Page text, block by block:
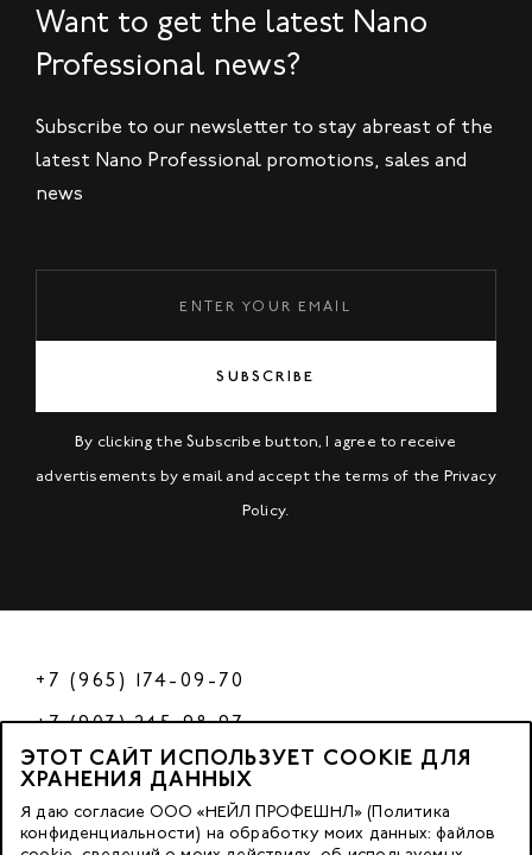
Want to get the latest Nano
Professional news?
Subscribe to our newsletter to stay abreast of the
latest Nano Professional promotions, sales and
news
SUBSCRIBE
By clicking the Subscribe button, I agree to receive
advertisements by email and accept the terms of the Privacy
Policy.
+7 (965) 174-09-70
+7 (903) 245-98-97
РФ
ЭТОТ САЙТ ИСПОЛЬЗУЕТ COOKIE ДЛЯ
ХРАНЕНИЯ ДАННЫХ
Я даю согласие ООО «НЕЙЛ ПРОФЕШНЛ» (Политика
конфиденциальности) на обработку моих данных: файлов